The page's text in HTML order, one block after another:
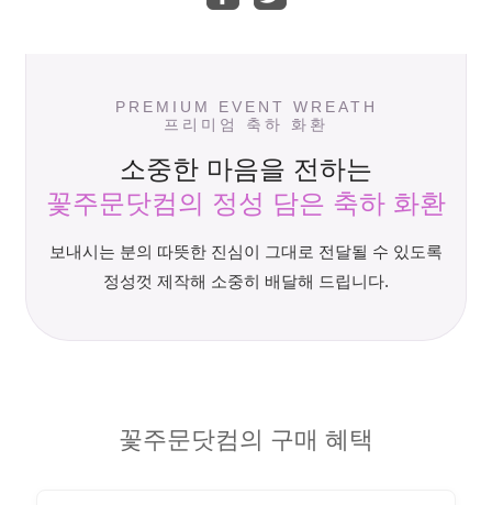
PREMIUM EVENT WREATH
프리미엄 축하 화환
소중한 마음을 전하는
꽃주문닷컴의 정성 담은 축하 화환
보내시는 분의 따뜻한 진심이 그대로 전달될 수 있도록
정성껏 제작해 소중히 배달해 드립니다.
꽃주문닷컴의 구매 혜택